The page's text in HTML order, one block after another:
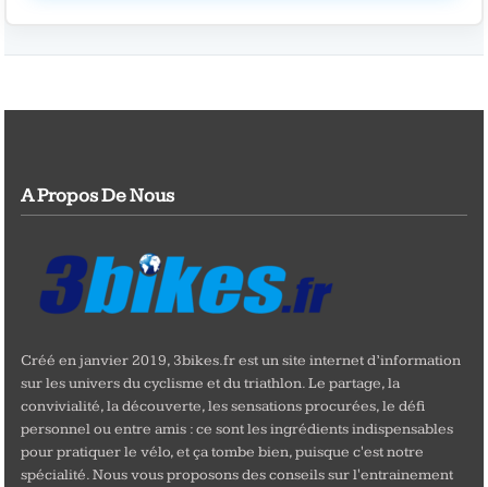
A Propos De Nous
Créé en janvier 2019, 3bikes.fr est un site internet d’information
sur les univers du cyclisme et du triathlon. Le partage, la
convivialité, la découverte, les sensations procurées, le défi
personnel ou entre amis : ce sont les ingrédients indispensables
pour pratiquer le vélo, et ça tombe bien, puisque c'est notre
spécialité. Nous vous proposons des conseils sur l'entrainement